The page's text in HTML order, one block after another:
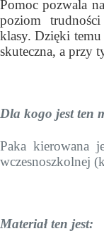
Pomoc pozwala
poziom
klasy. Dzięki temu
skuteczna, a przy
Dla kogo jest ten
Paka kierowana
wczesnoszkolnej
Materiał ten jest: